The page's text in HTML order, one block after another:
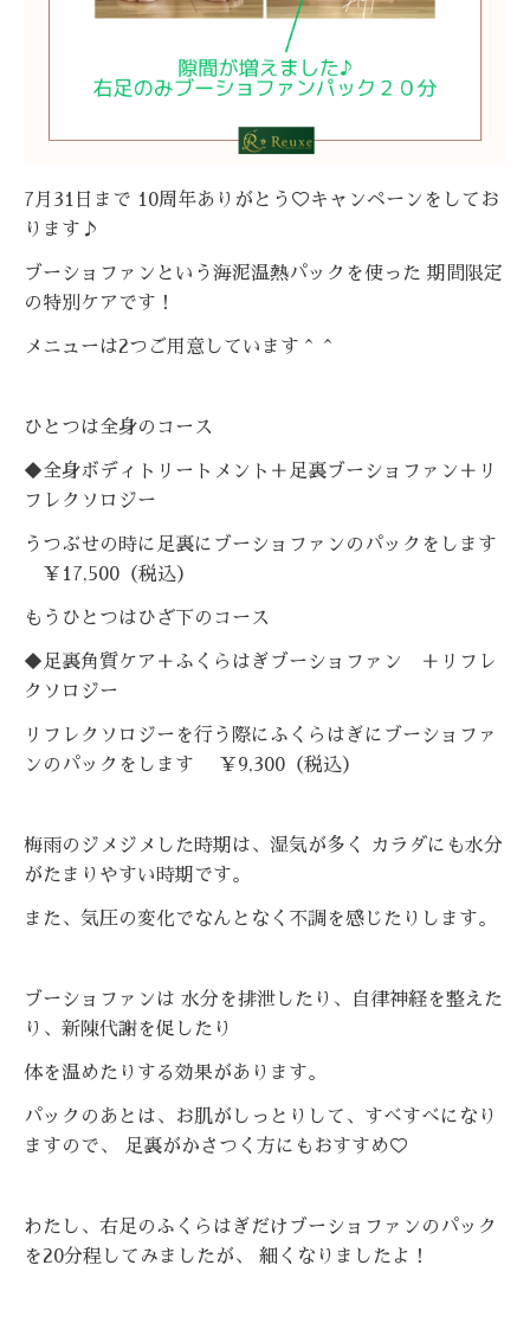
7月31日まで 10周年ありがとう♡キャンペーンをしてお
ります♪
ブーショファンという海泥温熱パックを使った 期間限定
の特別ケアです！
メニューは2つご用意しています＾＾
ひとつは全身のコース
◆全身ボディトリートメント＋足裏ブーショファン＋リ
フレクソロジー
うつぶせの時に足裏にブーショファンのパックをします
￥17,500（税込）
もうひとつはひざ下のコース
◆足裏角質ケア＋ふくらはぎブーショファン ＋リフレ
クソロジー
リフレクソロジーを行う際にふくらはぎにブーショファ
ンのパックをします ￥9,300（税込）
梅雨のジメジメした時期は、湿気が多く カラダにも水分
がたまりやすい時期です。
また、気圧の変化でなんとなく不調を感じたりします。
ブーショファンは 水分を排泄したり、自律神経を整えた
り、新陳代謝を促したり
体を温めたりする効果があります。
パックのあとは、お肌がしっとりして、すべすべになり
ますので、 足裏がかさつく方にもおすすめ♡
わたし、右足のふくらはぎだけブーショファンのパック
を20分程してみましたが、 細くなりましたよ！